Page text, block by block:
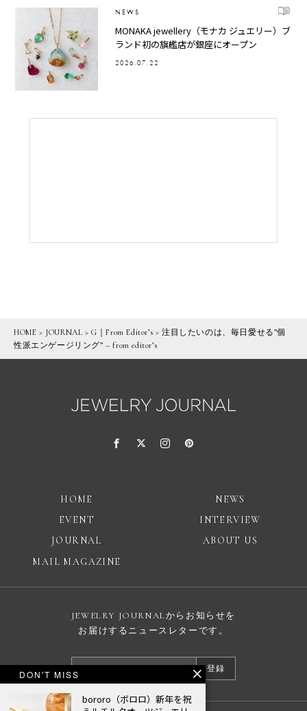
NEWS
MONAKA jewellery（モナカ ジュエリー）ブ
ランド初の旗艦店が銀座にオープン
2026.07.22
HOME > JOURNAL >G｜From Editor’s >注目したいのは、毎日愛せる”個
性派エンゲージリング” – from editor’s
HOME
NEWS
EVENT
INTERVIEW
JOURNAL
ABOUT US
MAIL MAGAZINE
JEWELRY JOURNALからお知らせを
お届けするニュースレターです。
登録
DON'T MISS
bororo（ボロロ）新年を祝